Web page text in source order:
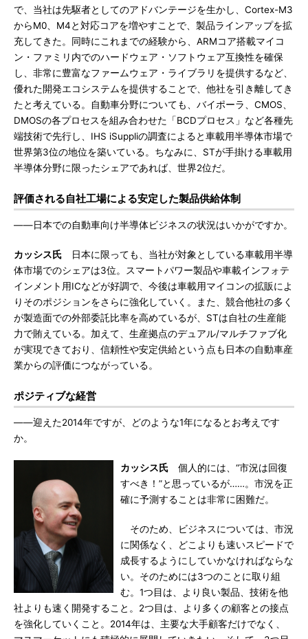
で、当社は先駆者としてのアドバンテージを生かし、Cortex-M3
からM0、M4と対応コアを増やすことで、製品ラインアップを拡
充してきた。同時にこれまでの経験から、ARMコア搭載マイコ
ン・ファミリ内でのハードウェア・ソフトウェア互換性を確保
し、非常に豊富なファームウェア・ライブラリを提供するなど、
優れた開発エコシステムを提供することで、他社を引き離してき
たと考えている。自動車分野についても、バイポーラ、CMOS、
DMOSの各プロセスを組み合わせた「BCDプロセス」など各種先
端技術で先行し、IHS iSuppliの調査によると車載用半導体市場で
世界第3位の地位を築いている。ちなみに、STが手掛ける車載用
半導体分野に限ったシェアであれば、世界2位だ。
評価される自社工場による安定した製品供給体制
――日本での自動車向け半導体ビジネスの状況はいかがですか。
カッシス氏 日本に限っても、当社が対象としている車載用半導
体市場でのシェアは3位。スマートパワー製品や車載インフォテ
インメント用ICなどが好調で、今後は車載用マイコンの拡販によ
りそのポジションをさらに強化していく。また、競合他社の多く
が製造面での外部委託比率を高めているが、STは自社の生産能
力で賄えている。加えて、生産拠点のデュアル/マルチファブ化
が実現できており、信頼性や安定供給という点も日本の自動車産
業からの評価につながっている。
ポジティブな経営
――迎えた2014年ですが、どのような1年になるとお考えです
か。
カッシス氏 個人的には、“市況は回復
すべき！”と思っているが……。市況を正
確に予測することは非常に困難だ。
そのため、ビジネスについては、市況
に関係なく、どこよりも速いスピードで
成長するようにしていかなければならな
い。そのためには3つのことに取り組
む。1つ目は、より良い製品、技術を他
社よりも速く開発すること。2つ目は、より多くの顧客との接点
を強化していくこと。2014年は、主要な大手顧客だけでなく、